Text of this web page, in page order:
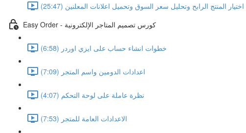
اختيار المنتج الرابح وتحليل سعر السوق وتحميل اعلانات المعلنين (25:47)
Easy Order - كورس تصميم المتاجر الإلكترونية
خطوات انشاء حساب على ايزي اوردر (6:58)
اعدادات الدومين واسم المتجر (7:09)
نظرة عاملة على لوحة التحكم (4:07)
الاعدادات العامة للمتجر (7:53)